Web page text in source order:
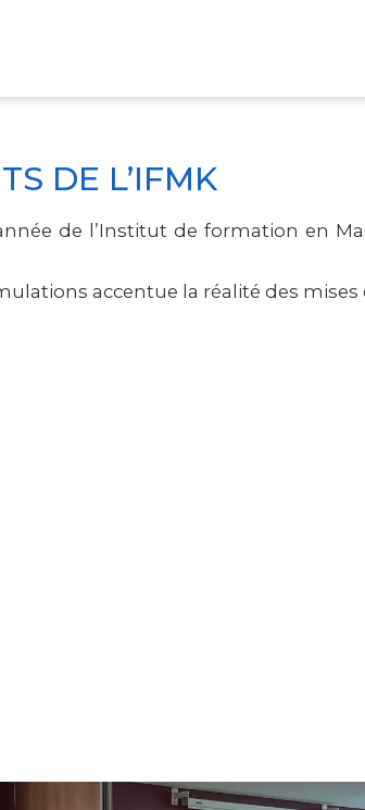
DE L’IFMK
de l’Institut de formation en
accentue la réalité des